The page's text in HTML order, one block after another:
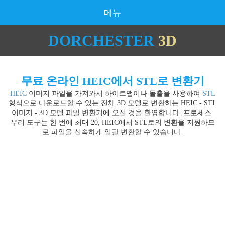
메뉴
DORCHESTER 3D
무료 온라인 HEIC에서 STL로 변환기
HEIC 이미지 파일을 가져와서 하이트맵이나 돌출을 사용하여 STL
형식으로 다운로드할 수 있는 전체 3D 모델로 변환하는 HEIC - STL
이미지 - 3D 모델 파일 변환기에 오신 것을 환영합니다. 프로세스.
우리 도구는 한 번에 최대 20, HEIC에서 STL로의 변환을 지원하므
로 파일을 신속하게 일괄 변환할 수 있습니다.